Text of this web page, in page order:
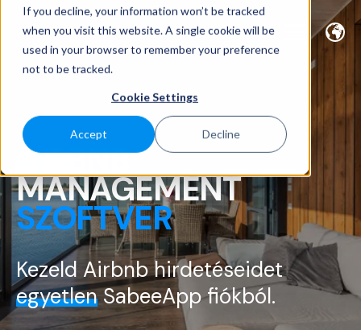
If you decline, your information won’t be tracked
when you visit this website. A single cookie will be
used in your browser to remember your preference
not to be tracked.
Cookie Settings
Accept Decline
AIRBNB
MANAGEMENT
SZOFTVER
Kezeld Airbnb hirdetéseidet
egyetlenSabeeApp fiókból.